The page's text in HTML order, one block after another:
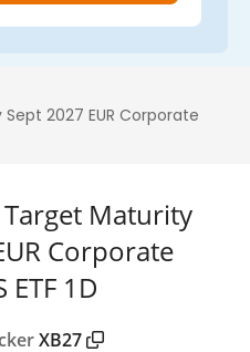
Maturity
Corporate
ETF 1D
XB27